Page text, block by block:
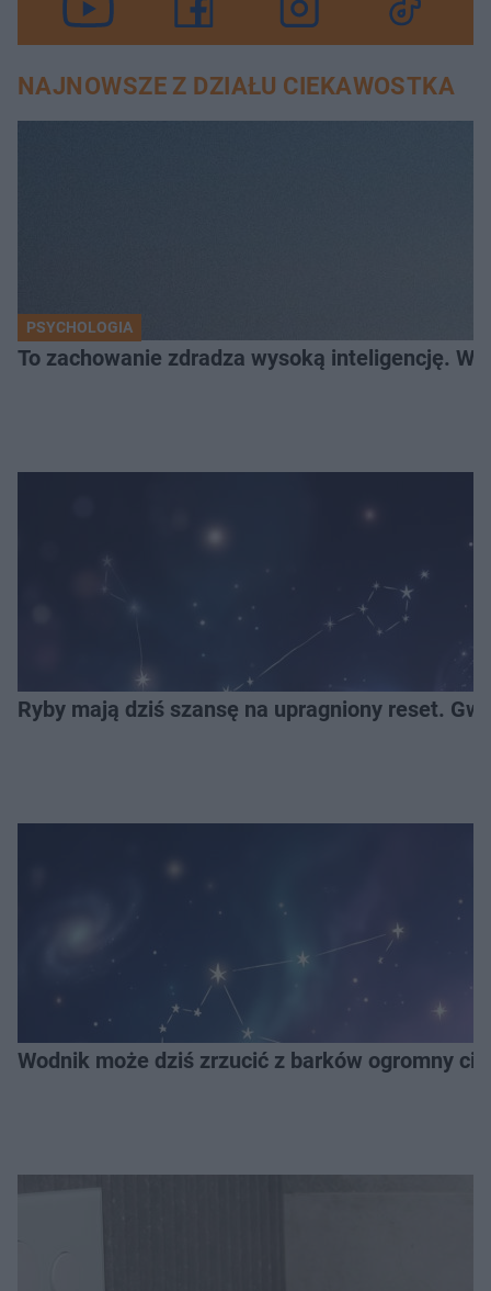
NAJNOWSZE Z DZIAŁU CIEKAWOSTKA
PSYCHOLOGIA
To zachowanie zdradza wysoką inteligencję.
Ryby mają dziś szansę na upragniony reset.
Wodnik może dziś zrzucić z barków ogromny